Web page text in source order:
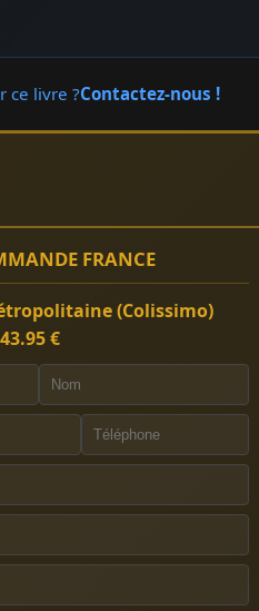
ce livre ?Contactez-nous !
FRANCE
(Colissimo)
43.95 €